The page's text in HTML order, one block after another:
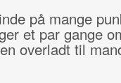
på mange
et par gange
overladt til